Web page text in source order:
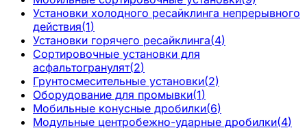
Установки холодного ресайклинга непрерывного
действия(1)
Установки горячего ресайклинга(4)
Сортировочные установки для
асфальтогранулят(2)
Грунтосмесительные установки(2)
Оборудование для промывки(1)
Мобильные конусные дробилки(6)
Модульные центробежно-ударные дробилки(4)